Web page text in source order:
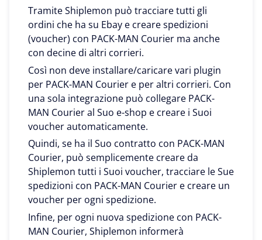
Tramite Shiplemon può tracciare tutti gli
ordini che ha su Ebay e creare spedizioni
(voucher) con PACK-MAN Courier ma anche
con decine di altri corrieri.
Così non deve installare/caricare vari plugin
per PACK-MAN Courier e per altri corrieri. Con
una sola integrazione può collegare PACK-
MAN Courier al Suo e-shop e creare i Suoi
voucher automaticamente.
Quindi, se ha il Suo contratto con PACK-MAN
Courier, può semplicemente creare da
Shiplemon tutti i Suoi voucher, tracciare le Sue
spedizioni con PACK-MAN Courier e creare un
voucher per ogni spedizione.
Infine, per ogni nuova spedizione con PACK-
MAN Courier, Shiplemon informerà